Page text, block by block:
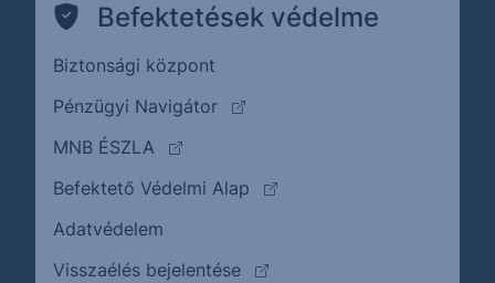
Befektetések védelme
Biztonsági központ
Pénzügyi Navigátor
(külső oldalra ugrik)
MNB ÉSZLA
(külső oldalra ugrik)
Befektető Védelmi Alap
(külső oldalra ugrik)
Adatvédelem
Visszaélés bejelentése
(külső oldalra ugrik)